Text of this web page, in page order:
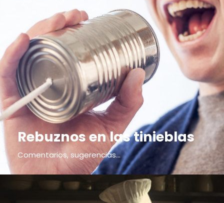
Rebuznos en las tinieblas
Comentarios, sugerencias...